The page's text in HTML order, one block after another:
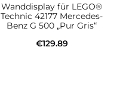
Wanddisplay für LEGO®
Technic 42177 Mercedes-
Benz G 500 „Pur Gris“
€129.89